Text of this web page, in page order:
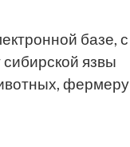
базе, с
язвы
фермеру